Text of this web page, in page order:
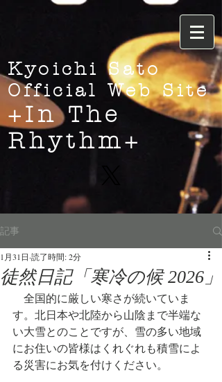
Kyoichi Sato
Official Web Site
+In The
Rhythm+
記事
徒然日記「寒冷の候 2026」
1月31日 読了時間: 2分
全国的に厳しい寒さが続いていま
す。北日本や北陸から山陰まで半端な
い大雪とのことですが、雪の多い地域
にお住いの皆様はくれぐれも積雪によ
る災害にお気を付けください。